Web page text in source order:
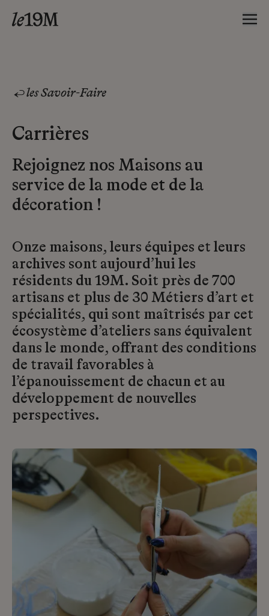
les Savoir-Faire
Carrières
Rejoignez nos Maisons au
service de la mode et de la
décoration !
Onze maisons, leurs équipes et leurs
archives sont aujourd’hui les
résidents du 19M. Soit près de 700
artisans et plus de 30 Métiers d’art et
spécialités, qui sont maîtrisés par cet
écosystème d’ateliers sans équivalent
dans le monde, offrant des conditions
de travail favorables à
l’épanouissement de chacun et au
développement de nouvelles
perspectives.